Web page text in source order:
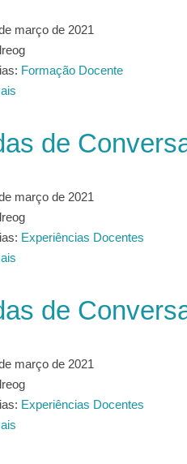
março de 2021
Formação Docente
de
março de 2021
Experiências Docentes
de
março de 2021
Experiências Docentes